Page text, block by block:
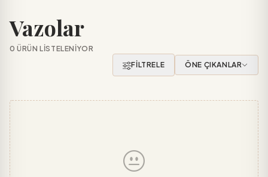
Vazolar
0 ÜRÜN LISTELENIYOR
FILTRELE
ÖNE ÇIKANLAR